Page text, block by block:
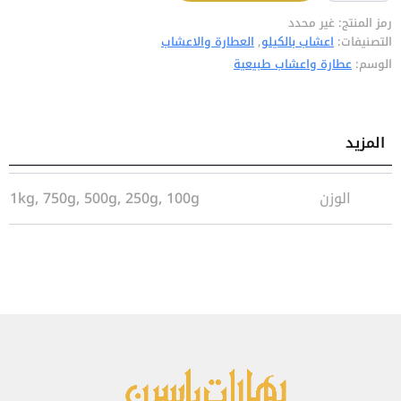
رمز المنتج: غير محدد
التصنيفات: اعشاب بالكيلو,العطارة والاعشاب
الوسم: عطارة واعشاب طبيعية
المزيد
معلومات إضافية
الوزن 1kg, 750g, 500g, 250g, 100g